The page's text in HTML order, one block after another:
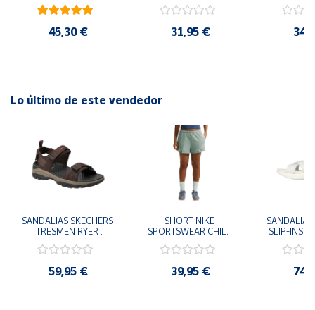
Lavable a máquina Talón de 4,5 cm Logotipos de Skechers
y Arch Fit45,30 € 31,95 €
Lo último de este vendedor
SANDALIAS SKECHERS
TRESMEN RYER
205112-CHOC
COMODAS
59,95 €
SHORT NIKE
SPORTSWEAR CHILL
006 PANTALONES
39,95 €
SANDALIAS
SLIP-INS